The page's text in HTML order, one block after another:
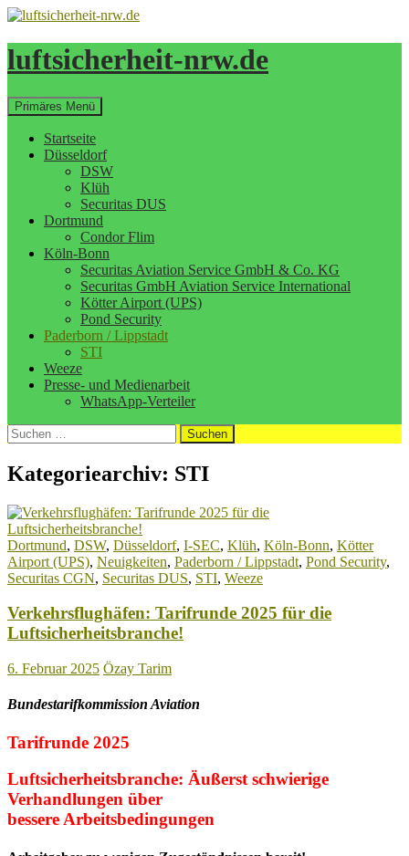
Zum
springen
luftsicherheit-nrw.de
Suchen
Primäres Menü
Startseite
Düsseldorf
DSW
Klüh
Securitas DUS
Dortmund
Condor Flim
Köln-Bonn
Securitas Aviation Service GmbH & Co. KG
Securitas GmbH Aviation Service International
Kötter Airport (UPS)
Pond Security
Paderborn / Lippstadt
STI
Weeze
Presse- und Medienarbeit
WhatsApp-Verteiler
Suchen
nach:
Kategoriearchiv: STI
Dortmund, DSW, Düsseldorf, I-SEC, Klüh, Köln-Bonn, Kötter
Airport (UPS), Neuigkeiten, Paderborn / Lippstadt, Pond Security,
Securitas CGN, Securitas DUS, STI, Weeze
Verkehrsflughäfen: Tarifrunde 2025 für die
Luftsicherheitsbranche!
6. Februar 2025 Özay Tarim
Bundestarifkommission Aviation
Tarifrunde 2025
Luftsicherheitsbranche: Äußerst schwierige
Verhandlungen über
bessere Arbeitsbedingungen